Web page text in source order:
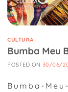
CULTURA
Bumba Meu
POSTED ON 30/06/
Bumba-